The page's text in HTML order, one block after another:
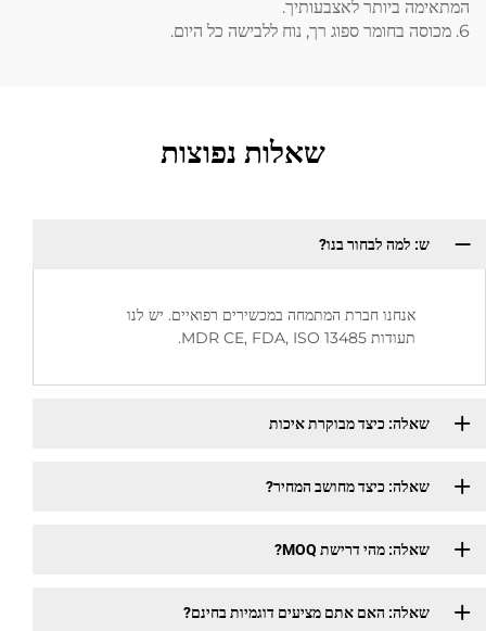
המתאימה ביותר לאצבעותיך.
6. מכוסה בחומר ספוג רך, נוח ללבישה כל היום.
שאלות נפוצות
ש: למה לבחור בנו?
אנחנו חברת המתמחה במכשירים רפואיים. יש לנו
תעודות MDR CE, FDA, ISO 13485.
שאלה: כיצד מבוקרת איכות
שאלה: כיצד מחושב המחיר?
שאלה: מהי דרישת MOQ?
שאלה: האם אתם מציעים דוגמיות בחינם?